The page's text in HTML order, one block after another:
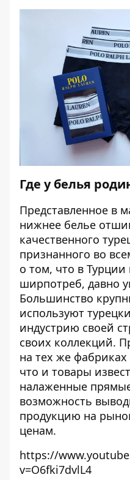
Где у белья
Представленное в
нижнее белье
качественного
признанного во
о том, что в
ширпотреб, давно
Большинство
используют
индустрию своей
своих коллекций.
на тех же
что и товары
налаженные
возможность
продукцию на
ценам.
https://
v=O6fki7dvlL4